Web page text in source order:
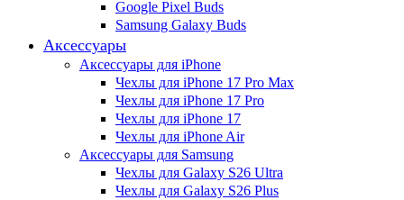
Google Pixel Buds
Samsung Galaxy Buds
Аксессуары
Аксессуары для iPhone
Чехлы для iPhone 17 Pro Max
Чехлы для iPhone 17 Pro
Чехлы для iPhone 17
Чехлы для iPhone Air
Аксессуары для Samsung
Чехлы для Galaxy S26 Ultra
Чехлы для Galaxy S26 Plus